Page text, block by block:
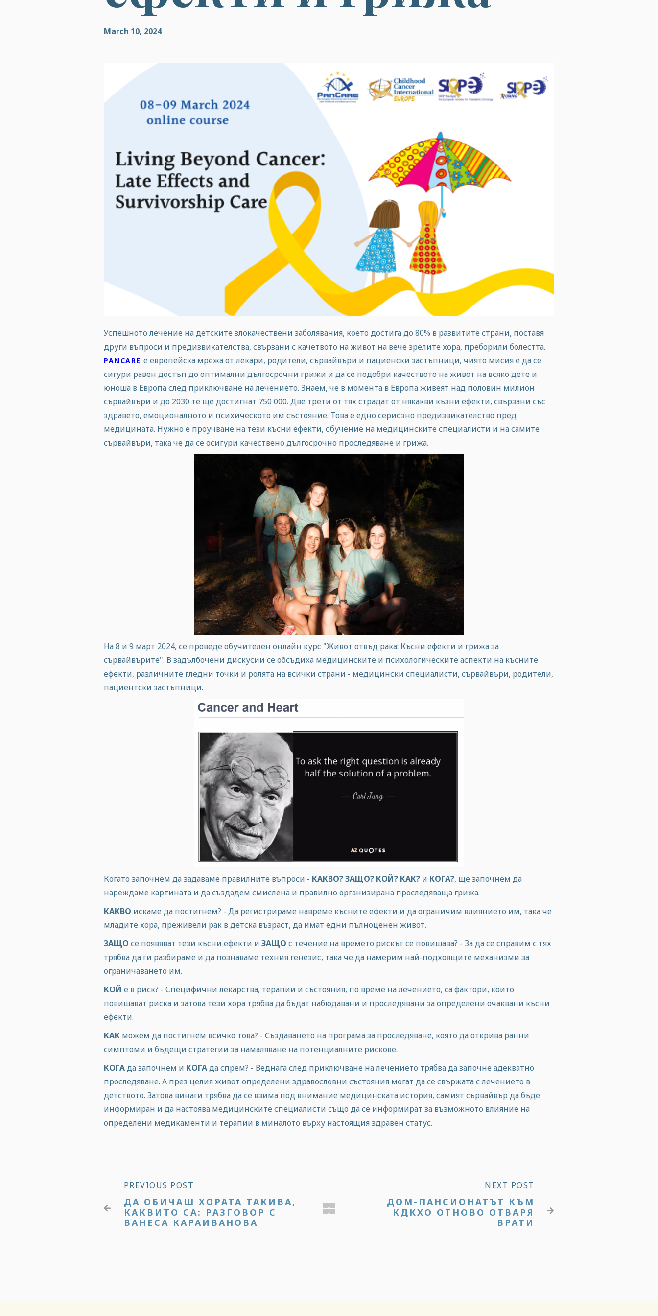
March 10, 2024
Успешното лечение на детските злокачествени заболявания, което достига до 80% в развитите страни, поставя
други въпроси и предизвикателства, свързани с качетвото на живот на вече зрелите хора, преборили болестта.
PANCARE е европейска мрежа от лекари, родители, сървайвъри и пациенски застъпници, чиято мисия е да се
сигури равен достъп до оптимални дългосрочни грижи и да се подобри качеството на живот на всяко дете и
юноша в Европа след приключване на лечението. Знаем, че в момента в Европа живеят над половин милион
сървайвъри и до 2030 те ще достигнат 750 000. Две трети от тях страдат от някакви къзни ефекти, свързани със
здравето, емоционалното и психическото им състояние. Това е едно сериозно предизвикателство пред
медицината. Нужно е проучване на тези късни ефекти, обучение на медицинските специалисти и на самите
сървайвъри, така че да се осигури качествено дългосрочно проследяване и грижа.
На 8 и 9 март 2024, се проведе обучителен онлайн курс "Живот отвъд рака: Късни ефекти и грижа за
сървайвърите". В задълбочени дискусии се обсъдиха медицинските и психологическите аспекти на късните
ефекти, различните гледни точки и ролята на всички страни - медицински специалисти, сървайвъри, родители,
пациентски застъпници.
Когато започнем да задаваме правилните въпроси - КАКВО? ЗАЩО? КОЙ? КАК? и КОГА?, щезапочнем да
нареждаме картината и да създадем смислена и правилно организирана проследяваща грижа.
КАКВО искаме да постигнем? - Да регистрираме навреме късните ефекти и да ограничим влиянието им, така че
младите хора, преживели рак в детска възраст, да имат едни пълноценен живот.
ЗАЩО се появяват тези късни ефекти и ЗАЩО с течение на времето рискът се повишава? - За да се справим с тях
трябва да ги разбираме и да познаваме техния генезис, така че да намерим най-подхоящите механизми за
ограничаването им.
КОЙ е в риск? - Специфични лекарства, терапии и състояния, по време на лечението, са фактори, които
повишават риска и затова тези хора трябва да бъдат набюдавани и проследявани за определени очаквани късни
ефекти.
КАК можем да постигнем всичко това? - Създаването на програма за проследяване, която да открива ранни
симптоми и бъдещи стратегии за намаляване на потенциалните рискове.
КОГАда започнем и КОГАда спрем? - Веднага след приключване на лечението трябва да започне адекватно
проследяване. А през целия живот определени здравословни състояния могат да се свържата с лечението в
детството. Затова винаги трябва да се взима под внимание медицинската история, самият сървайвър да бъде
информиран и да настоява медицинските специалисти също да се информират за възможното влияние на
определени медикаменти и терапии в миналото върху настоящия здравен статус.

PREVIOUS POST
ДА ОБИЧАШ ХОРАТА ТАКИВА,
КАКВИТО СА: РАЗГОВОР С
ВАНЕСА КАРАИВАНОВА
NEXT POST
ДОМ-ПАНСИОНАТЪТ КЪМ
КДКХО ОТНОВО ОТВАРЯ
ВРАТИ
